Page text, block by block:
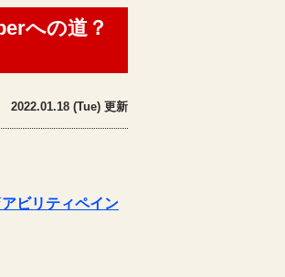
への道？
2022.01.18 (Tue) 更新
アビリティペイン